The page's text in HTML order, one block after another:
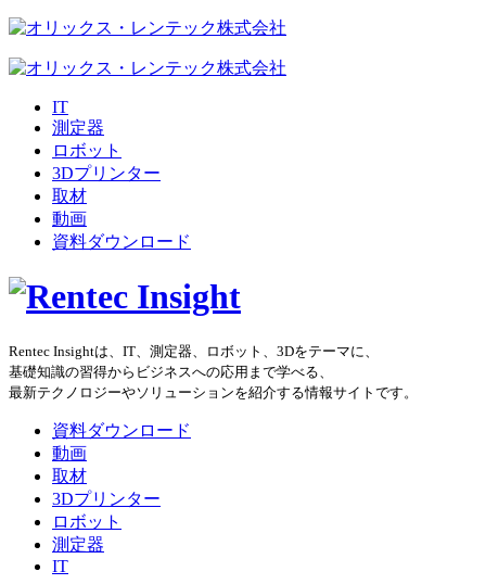
IT
測定器
ロボット
3Dプリンター
取材
動画
資料ダウンロード
Rentec Insightは、IT、測定器、ロボット、3Dをテーマに、
基礎知識の習得からビジネスへの応用まで学べる、
最新テクノロジーやソリューションを紹介する情報サイトです。
資料ダウンロード
動画
取材
3Dプリンター
ロボット
測定器
IT